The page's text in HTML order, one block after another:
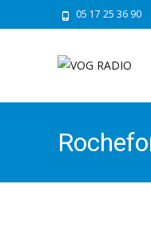
05 17 25 36 90